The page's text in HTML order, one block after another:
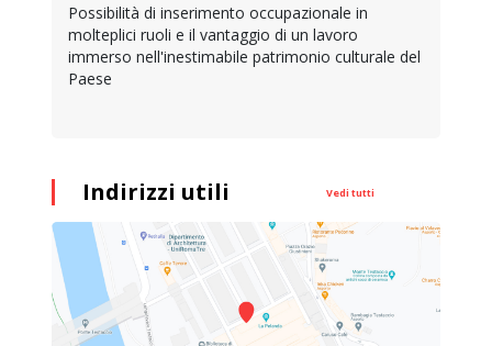
Possibilità di inserimento occupazionale in
molteplici ruoli e il vantaggio di un lavoro
immerso nell'inestimabile patrimonio culturale del
Paese
Indirizzi utili Vedi tutti